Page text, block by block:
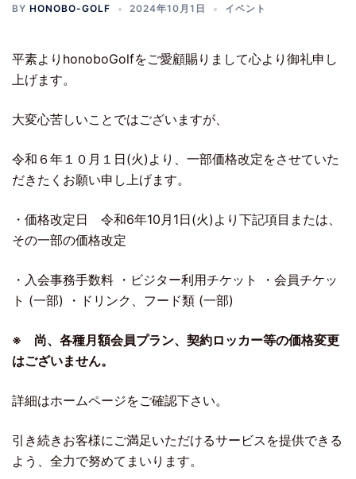
BY HONOBO-GOLF 2024年10月1日 イベント
平素よりhonoboGolfをご愛顧賜りまして心より御礼申し
上げます。
大変心苦しいことではございますが、
令和６年１０月１日(火)より、一部価格改定をさせていた
だきたくお願い申し上げます。
・価格改定日 令和6年10月1日(火)より下記項目または、
その一部の価格改定
・入会事務手数料 ・ビジター利用チケット ・会員チケッ
ト (一部) ・ドリンク、フード類 (一部)
※ 尚、各種月額会員プラン、契約ロッカー等の価格変更
はございません。
詳細はホームページをご確認下さい。
引き続きお客様にご満足いただけるサービスを提供できる
よう、全力で努めてまいります。